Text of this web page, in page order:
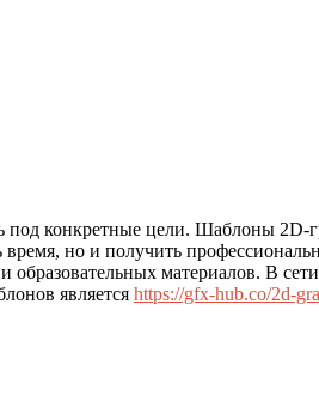
под конкретные цели. Шаблоны 2D-
но и получить
материалов. В
является https://gfx-hub.co/2d-